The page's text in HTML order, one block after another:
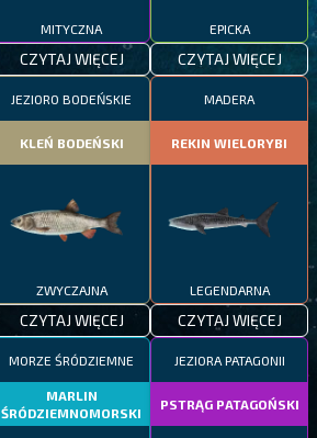
MITYCZNA
CZYTAJ WIĘCEJ
EPICKA
CZYTAJ WIĘCEJ
JEZIORO BODEŃSKIE
KLEŃ BODEŃSKI
ZWYCZAJNA
CZYTAJ WIĘCEJ
MADERA
REKIN WIELORYBI
LEGENDARNA
CZYTAJ WIĘCEJ
MORZE ŚRÓDZIEMNE
MARLIN
ŚRÓDZIEMNOMORSKI
JEZIORA PATAGONII
PSTRĄG PATAGOŃSKI